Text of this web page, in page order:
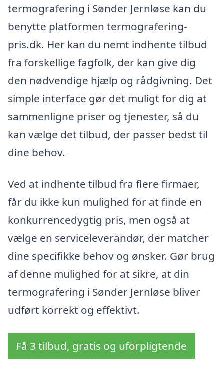
termografering i Sønder Jernløse kan du
benytte platformen termografering-
pris.dk. Her kan du nemt indhente tilbud
fra forskellige fagfolk, der kan give dig
den nødvendige hjælp og rådgivning. Det
simple interface gør det muligt for dig at
sammenligne priser og tjenester, så du
kan vælge det tilbud, der passer bedst til
dine behov.
Ved at indhente tilbud fra flere firmaer,
får du ikke kun mulighed for at finde en
konkurrencedygtig pris, men også at
vælge en serviceleverandør, der matcher
dine specifikke behov og ønsker. Gør brug
af denne mulighed for at sikre, at din
termografering i Sønder Jernløse bliver
udført korrekt og effektivt.
Få 3 tilbud, gratis og uforpligtende